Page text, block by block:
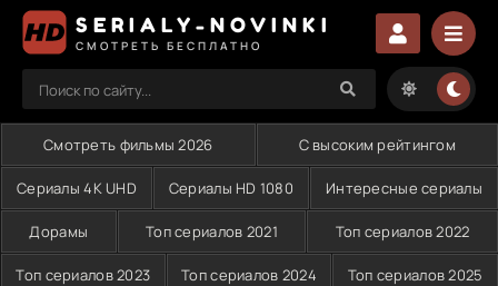
SERIALY-NOVINKI
СМОТРЕТЬ БЕСПЛАТНО
Смотреть фильмы 2026 С высоким рейтингом
Сериалы 4K UHD Сериалы HD 1080 Интересные сериалы
Дорамы Топ сериалов 2021 Топ сериалов 2022
Топ сериалов 2023 Топ сериалов 2024 Топ сериалов 2025